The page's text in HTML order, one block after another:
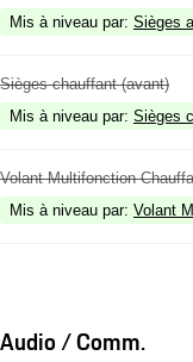
Mis à niveau par: Sièges
Sièges chauffant (avant)
Mis à niveau par: Sièges
Volant Multifonction
Mis à niveau par: Volant
Audio / Comm.